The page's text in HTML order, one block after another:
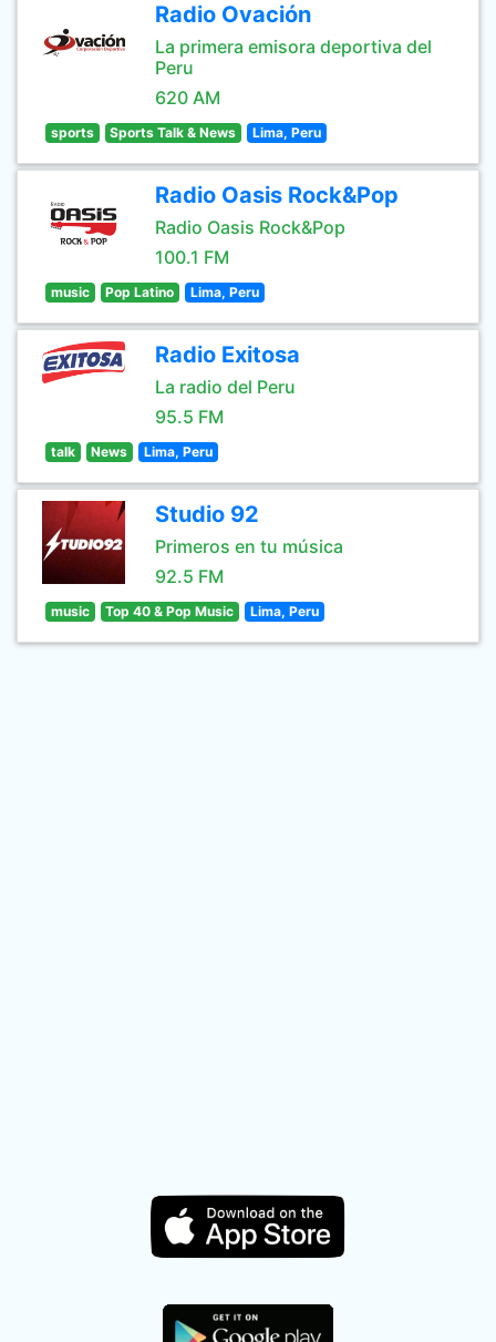
Radio Ovación
La primera emisora deportiva del
Peru
620 AM
sports Sports Talk & News Lima, Peru
Radio Oasis Rock&Pop
Radio Oasis Rock&Pop
100.1 FM
music Pop Latino Lima, Peru
Radio Exitosa
La radio del Peru
95.5 FM
talk News Lima, Peru
Studio 92
Primeros en tu música
92.5 FM
music Top 40 & Pop Music Lima, Peru